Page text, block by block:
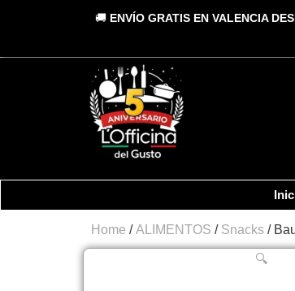
🚚 ENVÍO GRATIS EN VALENCIA
Home /ALIMENTOS / Snacks /
🔍